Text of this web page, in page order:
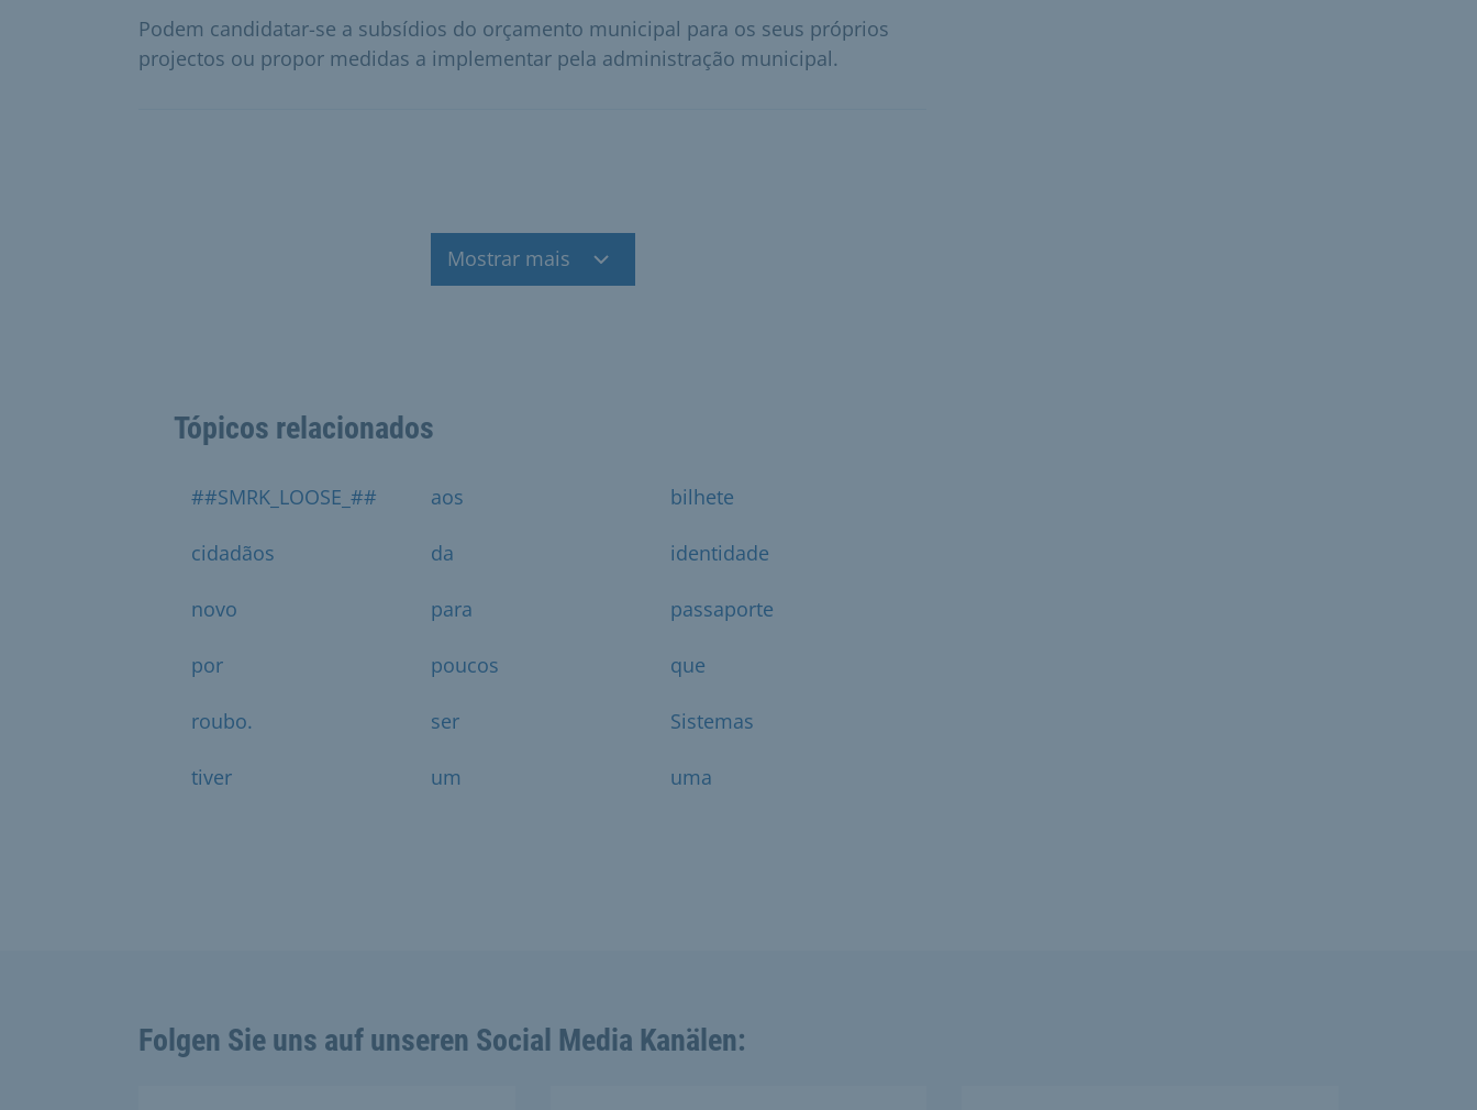
Podem candidatar-se a subsídios do orçamento municipal para os seus próprios
projectos ou propor medidas a implementar pela administração municipal.
Mostrar mais
Tópicos relacionados
##SMRK_LOOSE_## aos bilhete
cidadãos da identidade
novo para passaporte
por poucos que
roubo. ser Sistemas
tiver um uma
Folgen Sie uns auf unseren Social Media Kanälen: